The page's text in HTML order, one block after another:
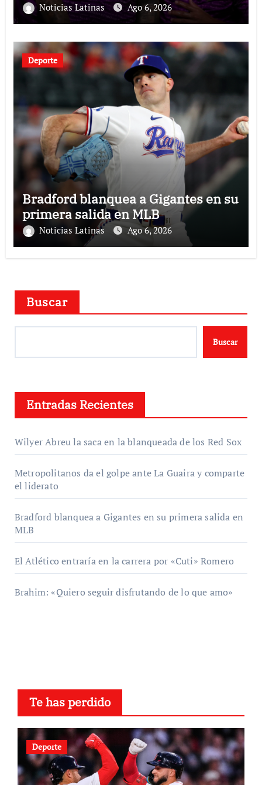
Noticias Latinas Ago 6, 2026
Deporte
Bradford blanquea a Gigantes en su
primera salida en MLB
Noticias Latinas Ago 6, 2026
Buscar
Buscar
Entradas Recientes
Wilyer Abreu la saca en la blanqueada de los Red Sox
Metropolitanos da el golpe ante La Guaira y comparte
el liderato
Bradford blanquea a Gigantes en su primera salida en
MLB
El Atlético entraría en la carrera por «Cuti» Romero
Brahim: «Quiero seguir disfrutando de lo que amo»
Te has perdido
Deporte